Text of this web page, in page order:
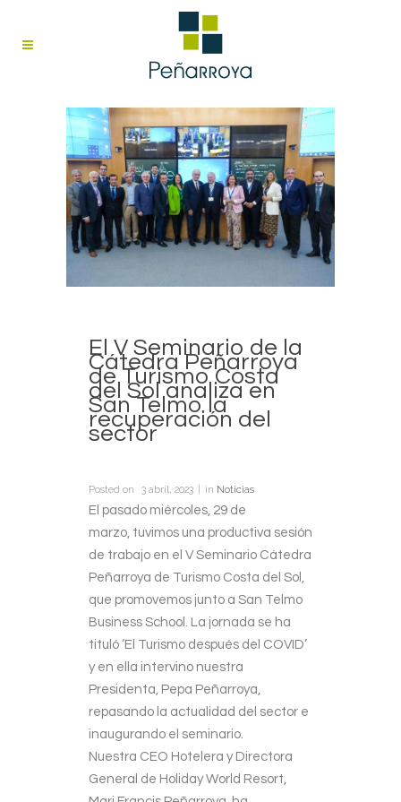
El V Seminario de la
Cátedra Peñarroya
de Turismo Costa
del Sol analiza en
San Telmo la
recuperación del
sector
Posted on 3 abril, 2023 in Noticias
El pasado miércoles, 29 de
marzo, tuvimos una productiva sesión
de trabajo en el V Seminario Cátedra
Peñarroya de Turismo Costa del Sol,
que promovemos junto a San Telmo
Business School. La jornada se ha
tituló ‘El Turismo después del COVID’
y en ella intervino nuestra
Presidenta, Pepa Peñarroya,
repasando la actualidad del sector e
inaugurando el seminario.
Nuestra CEO Hotelera y Directora
General de Holiday World Resort,